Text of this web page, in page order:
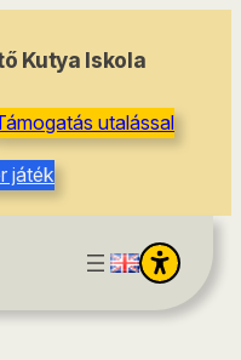
Kutya Iskola
utalással
játék